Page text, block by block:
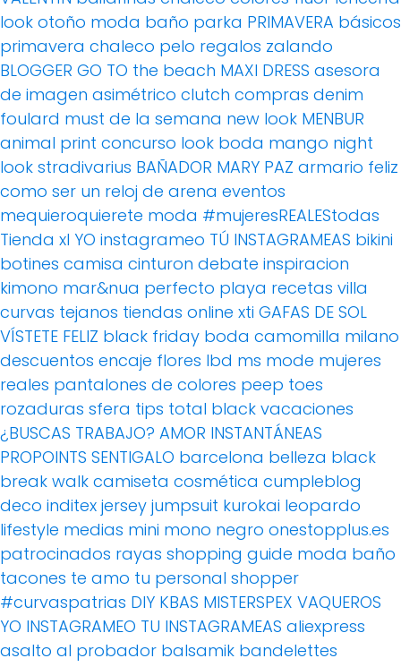
look otoño moda baño parka PRIMAVERA básicos
primavera chaleco pelo regalos zalando
BLOGGER GO TO the beach MAXI DRESS asesora
de imagen asimétrico clutch compras denim
foulard must de la semana new look MENBUR
animal print concurso look boda mango night
look stradivarius BAÑADOR MARY PAZ armario feliz
como ser un reloj de arena eventos
mequieroquierete moda #mujeresREALEStodas
Tienda xl YO instagrameo TÚ INSTAGRAMEAS bikini
botines camisa cinturon debate inspiracion
kimono mar&nua perfecto playa recetas villa
curvas tejanos tiendas online xti GAFAS DE SOL
VÍSTETE FELIZ black friday boda camomilla milano
descuentos encaje flores lbd ms mode mujeres
reales pantalones de colores peep toes
rozaduras sfera tips total black vacaciones
¿BUSCAS TRABAJO? AMOR INSTANTÁNEAS
PROPOINTS SENTIGALO barcelona belleza black
break walk camiseta cosmética cumpleblog
deco inditex jersey jumpsuit kurokai leopardo
lifestyle medias mini mono negro onestopplus.es
patrocinados rayas shopping guide moda baño
tacones te amo tu personal shopper
#curvaspatrias DIY KBAS MISTERSPEX VAQUEROS
YO INSTAGRAMEO TU INSTAGRAMEAS aliexpress
asalto al probador balsamik bandelettes